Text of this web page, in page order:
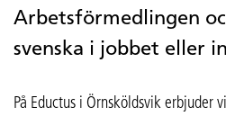
Arbetsförmedlingen
svenska i jobbet eller
På Eductus i Örnsköldsvik erbjuder